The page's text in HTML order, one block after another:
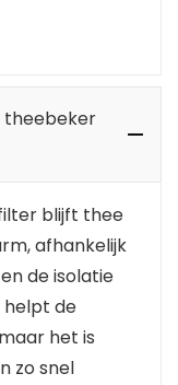
theebeker
blijft thee
afhankelijk
de isolatie
helpt de
het is
zo snel